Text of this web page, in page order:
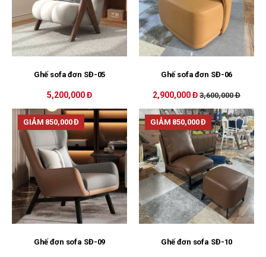
Ghế sofa đơn SĐ-05
5,200,000 Đ
Ghế sofa đơn SĐ-06
2,900,000 Đ 3,600,000 Đ
GIẢM 850,000 Đ
Ghế đơn sofa SĐ-09
GIẢM 850,000 Đ
Ghế đơn sofa SĐ-10